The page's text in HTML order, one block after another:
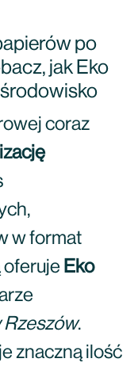
po
jak Eko
coraz
w format
oferuje Eko
.
znaczną ilość